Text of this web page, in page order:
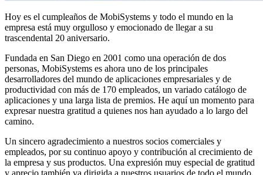
Hoy es el cumpleaños de MobiSystems y todo el mundo en la
empresa está muy orgulloso y emocionado de llegar a su
trascendental 20 aniversario.
Fundada en San Diego en 2001 como una operación de dos
personas, MobiSystems es ahora uno de los principales
desarrolladores del mundo de aplicaciones empresariales y de
productividad con más de 170 empleados, un variado catálogo de
aplicaciones y una larga lista de premios. He aquí un momento para
expresar nuestra gratitud a quienes nos han ayudado a lo largo del
camino.
Un sincero agradecimiento a nuestros socios comerciales y
empleados, por su continuo apoyo y contribución al crecimiento de
la empresa y sus productos. Una expresión muy especial de gratitud
y aprecio también va dirigida a nuestros usuarios de todo el mundo.